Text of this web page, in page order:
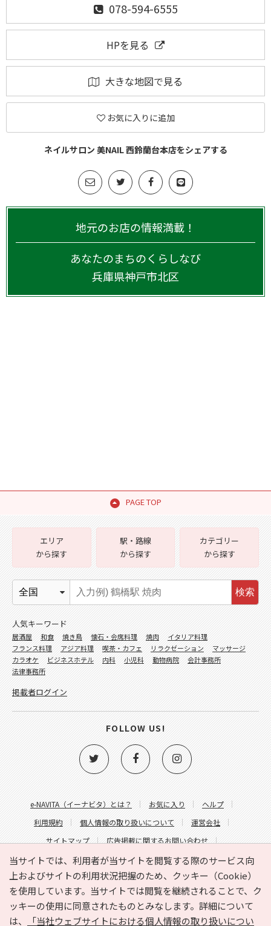
078-594-6555
HPを見る
大きな地図で見る
お気に入りに追加
ネイルサロン 美NAIL 西鈴蘭台本店をシェアする
地元のお店の情報満載！
あなたのまちのくらしなび
兵庫県神戸市北区
PAGE TOP
当サイトでは、利用者が当サイトを閲覧する際のサービス向
上およびサイトの利用状況把握のため、クッキー（Cookie）
を使用しています。当サイトでは閲覧を継続されることで、ク
ッキーの使用に同意されたものとみなします。詳細について
は、
「当社ウェブサイトにおける個人情報の取り扱いについ
e-NAVITA（イーナビタ）とは？ お気に入り
ヘルプ
利用規約
個人情報の取り扱いについて
運営会社
サイトマップ
広告掲載に関するお問い合わせ
サイトの内容に関するお問い合わせ
エリア
から探す
駅・路線
から探す
カテゴリー
から探す
検索
人気キーワード
居酒屋 和食 焼き鳥 懐石・会席料理 焼肉
イタリア料理
フランス料理
アジア料理 喫茶・カフェ リラクゼーション
マッサージ
カラオケ
ビジネスホテル 内科 小児科 動物病院
会計事務所
法律事務所
掲載者ログイン
FOLLOW US!